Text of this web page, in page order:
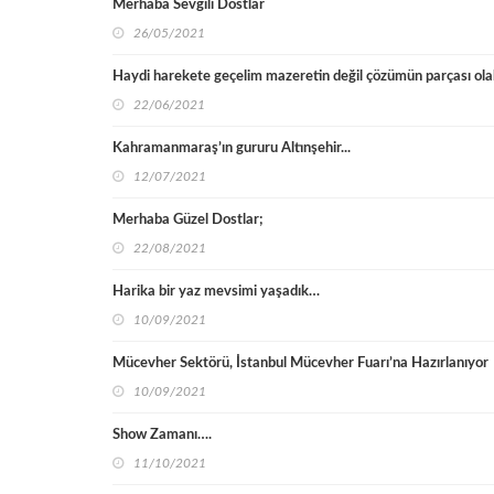
Merhaba Sevgili Dostlar
26/05/2021
Haydi harekete geçelim mazeretin değil çözümün parçası
22/06/2021
Kahramanmaraş’ın gururu Altınşehir...
12/07/2021
Merhaba Güzel Dostlar;
22/08/2021
Harika bir yaz mevsimi yaşadık…
10/09/2021
Mücevher Sektörü, İstanbul Mücevher Fuarı’na Hazırlanıyor
10/09/2021
Show Zamanı….
11/10/2021